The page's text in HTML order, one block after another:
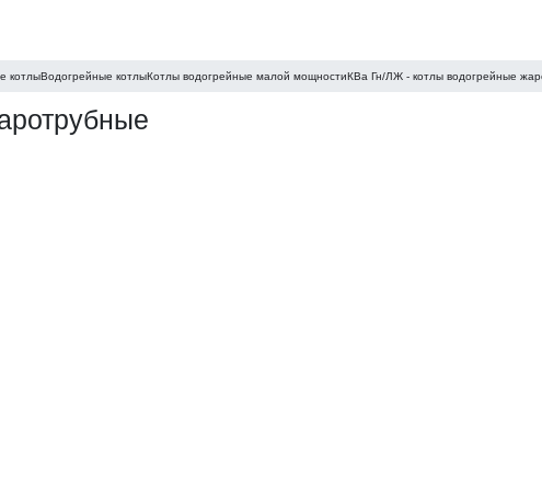
котлыВодогрейные котлыКотлы водогрейные малой мощностиКВа Гн/ЛЖ - котлы водогрейные